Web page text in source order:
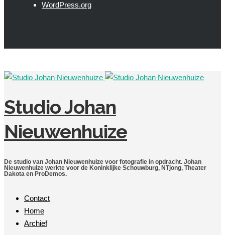
WordPress.org
Studio Johan
Nieuwenhuize
De studio van Johan Nieuwenhuize voor fotografie in opdracht. Johan
Nieuwenhuize werkte voor de Koninklijke Schouwburg, NTjong, Theater
Dakota en ProDemos.
Contact
Home
Archief